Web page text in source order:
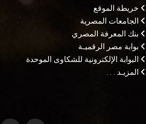
خريطة الموقع
الجامعات المصرية
بنك المعرفة المصري
بوابة مصر الرقميـة
البوابة الإلكترونية للشكاوى الموحدة
المزيـد . . .